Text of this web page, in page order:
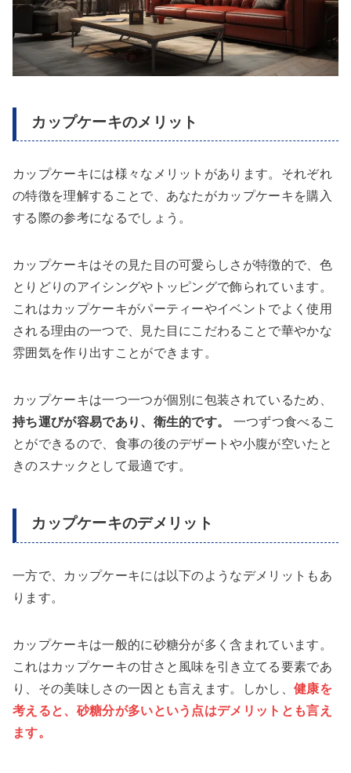
カップケーキのメリット
カップケーキには様々なメリットがあります。それぞれ
の特徴を理解することで、あなたがカップケーキを購入
する際の参考になるでしょう。
カップケーキはその見た目の可愛らしさが特徴的で、色
とりどりのアイシングやトッピングで飾られています。
これはカップケーキがパーティーやイベントでよく使用
される理由の一つで、見た目にこだわることで華やかな
雰囲気を作り出すことができます。
カップケーキは一つ一つが個別に包装されているため、
持ち運びが容易であり、衛生的です。
一つずつ食べるこ
とができるので、食事の後のデザートや小腹が空いたと
きのスナックとして最適です。
カップケーキのデメリット
一方で、カップケーキには以下のようなデメリットもあ
ります。
カップケーキは一般的に砂糖分が多く含まれています。
これはカップケーキの甘さと風味を引き立てる要素であ
り、その美味しさの一因とも言えます。しかし、健康を
考えると、砂糖分が多いという点はデメリットとも言え
ます。